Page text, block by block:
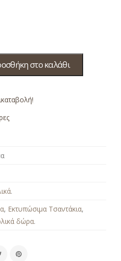
στο καλάθι
.
, Εκτυπώσιμα Τσαντάκια,
δώρα.